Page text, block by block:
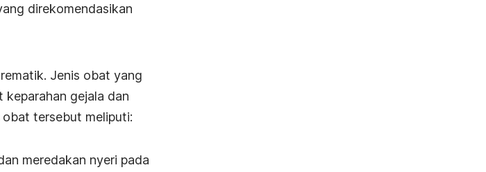
direkomendasikan
Jenis obat yang
gejala dan
obat tersebut meliputi:
meredakan nyeri pada